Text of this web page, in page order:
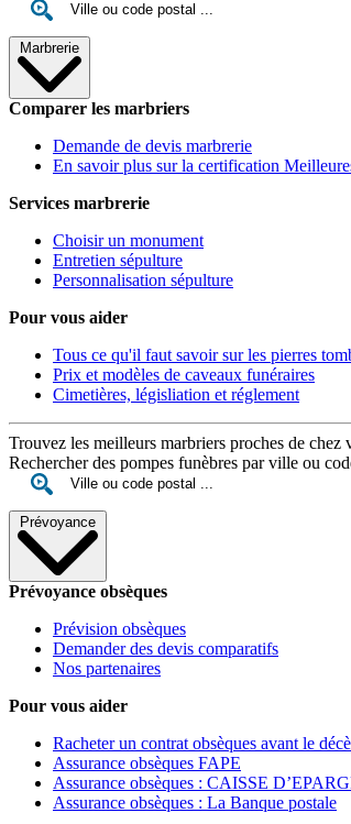
Marbrerie
Comparer les marbriers
Demande de devis marbrerie
En savoir plus sur la certification
Services marbrerie
Choisir un monument
Entretien sépulture
Personnalisation sépulture
Pour vous aider
Tous ce qu'il faut savoir sur les pierres
Prix et modèles de caveaux funéraires
Cimetières, législiation et réglement
Trouvez les meilleurs marbriers proches de chez
Rechercher des pompes funèbres par ville ou
Prévoyance
Prévoyance obsèques
Prévision obsèques
Demander des devis comparatifs
Nos partenaires
Pour vous aider
Racheter un contrat obsèques avant le
Assurance obsèques FAPE
Assurance obsèques : CAISSE
Assurance obsèques : La Banque postale